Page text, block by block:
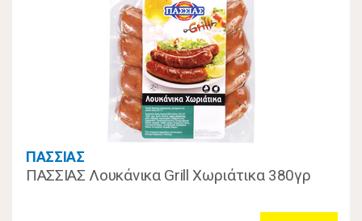
ΠΑΣΣΙΑΣ
ΠΑΣΣΙΑΣ Λουκάνικα Grill Χωριάτικα 380γρ